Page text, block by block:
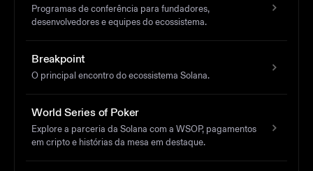
Programas de conferência para fundadores,
desenvolvedores e equipes do ecossistema.
Breakpoint
O principal encontro do ecossistema Solana.
World Series of Poker
Explore a parceria da Solana com a WSOP, pagamentos
em cripto e histórias da mesa em destaque.